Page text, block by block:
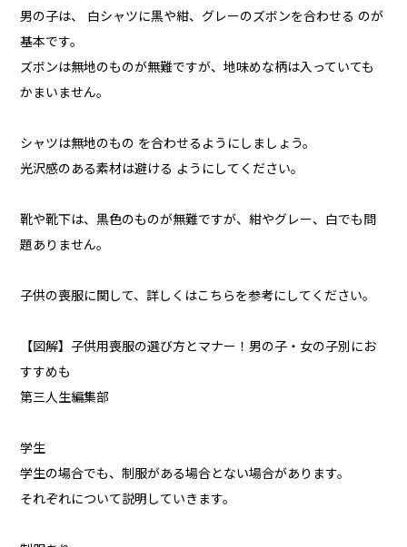
男の子は、 白シャツに黒や紺、グレーのズボンを合わせる のが
基本です。
ズボンは無地のものが無難ですが、地味めな柄は入っていても
かまいません。
シャツは無地のもの を合わせるようにしましょう。
光沢感のある素材は避ける ようにしてください。
靴や靴下は、黒色のものが無難ですが、紺やグレー、白でも問
題ありません。
子供の喪服に関して、詳しくはこちらを参考にしてください。
【図解】子供用喪服の選び方とマナー！男の子・女の子別にお
すすめも
第三人生編集部
学生
学生の場合でも、制服がある場合とない場合があります。
それぞれについて説明していきます。